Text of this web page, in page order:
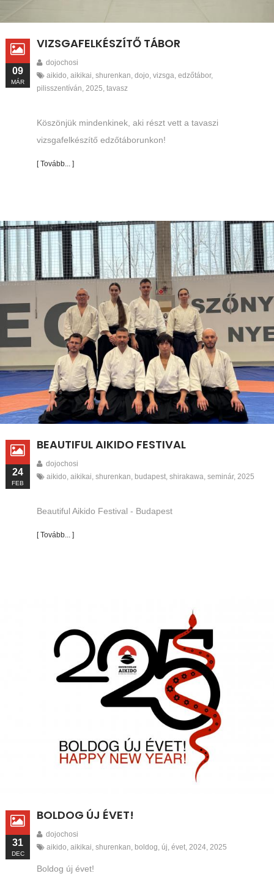
VIZSGAFELKÉSZÍTŐ TÁBOR
dojochosi
aikido, aikikai, shurenkan, dojo, vizsga, edzőtábor,
pilisszentíván, 2025, tavasz
Köszönjük mindenkinek, aki részt vett a tavaszi
vizsgafelkészítő edzőtáborunkon!
[ Tovább... ]
09
MÁR
BEAUTIFUL AIKIDO FESTIVAL
dojochosi
aikido aikikai shurenkan budapest shirakawa seminár, 2025
Beautiful Aikido Festival - Budapest
[ Tovább... ]
24
FEB
BOLDOG ÚJ ÉVET!
dojochosi
aikido aikikai shurenkan boldog új évet 2024 2025
Boldog új évet!
31
DEC